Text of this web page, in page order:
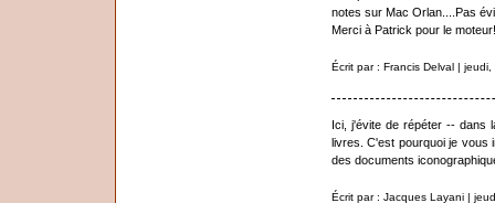
notes sur Mac Orlan....Pas
Merci à Patrick pour le moteur!
Écrit par : Francis Delval |
Ici, j'évite de répéter -- dans
livres. C'est pourquoi je vous
des documents
Écrit par : Jacques Layani |